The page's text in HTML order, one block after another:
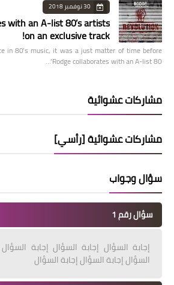
30 نوفمبر 2018
with an A-list 80’s artists
on an exclusive track!
in 80’s music, it was a just matter of time before
Rodge collaborates with an A-list 80’…
مشاركات عشوائية
مشاركات عشوائية [رأسي]
سؤال وجواب
سؤال رقم 1
إجابة السؤال إجابة السؤال إجابة
السؤال إجابة السؤال إجابة السؤال